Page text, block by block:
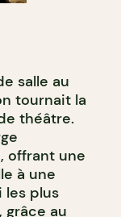
salle au
tournait la
théâtre.
offrant une
à une
les plus
grâce au